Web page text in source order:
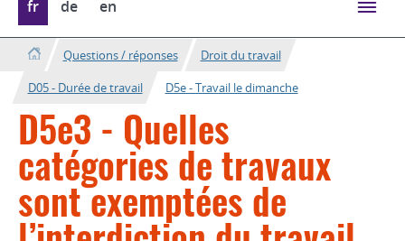
de
langue
fr de en
Questions / réponses
Droit du travail
D05 - Durée de travail
D5e - Travail le dimanche
D5e3 - Quelles
catégories de travaux
sont exemptées de